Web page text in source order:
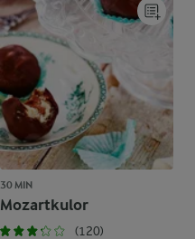
30 MIN
Mozartkulor
(120)